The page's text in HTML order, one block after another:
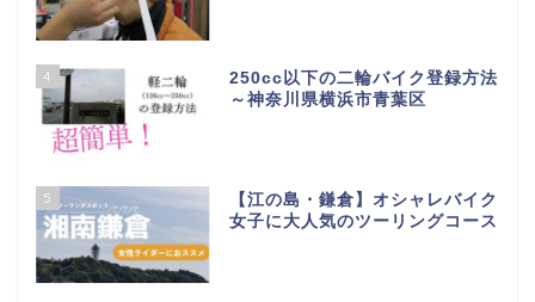
4
250cc以下の二輪バイク登録方法
～神奈川県横浜市青葉区
5
【江の島・鎌倉】オシャレバイク
女子に大人気のツーリングコース